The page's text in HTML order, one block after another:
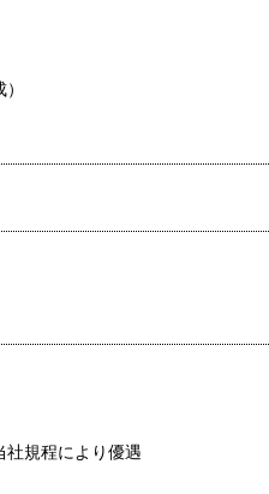
社規程により優遇